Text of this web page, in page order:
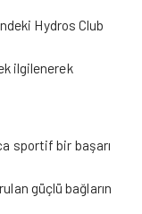
Hydros Club
ilgilenerek
sportif bir başarı
güçlü bağların